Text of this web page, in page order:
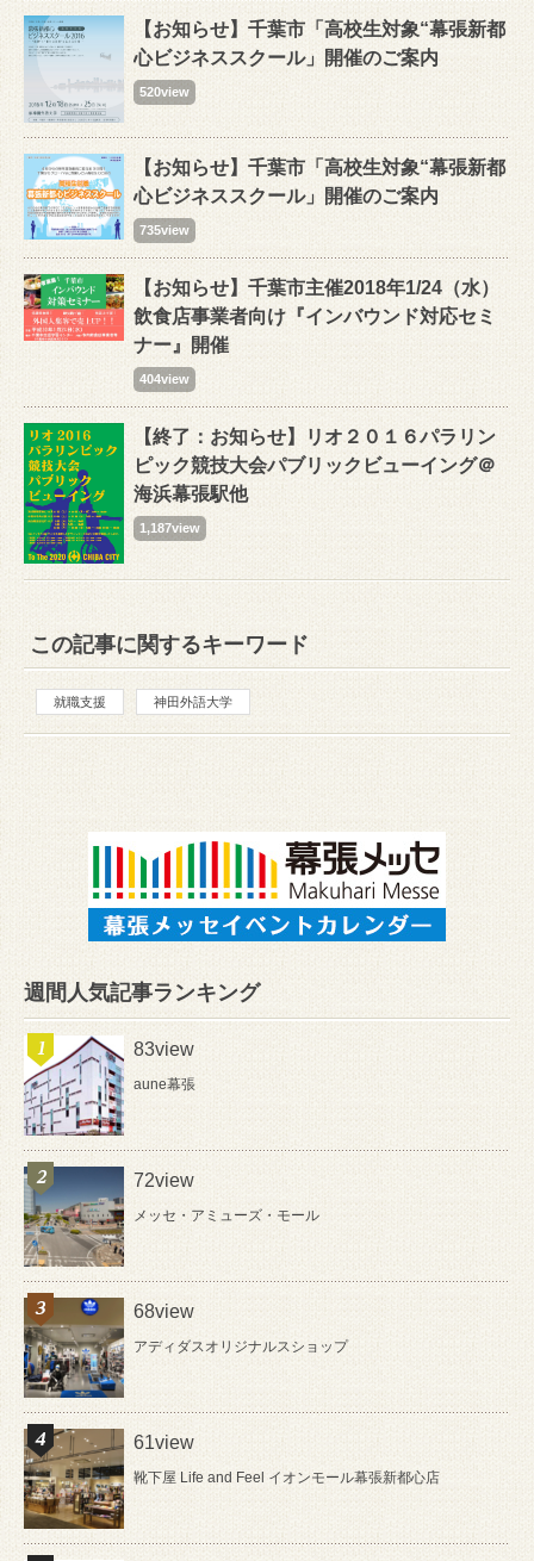
【お知らせ】千葉市「高校生対象“幕張新都
心ビジネススクール」開催のご案内
520view
【お知らせ】千葉市「高校生対象“幕張新都
心ビジネススクール」開催のご案内
735view
【お知らせ】千葉市主催2018年1/24（水）
飲食店事業者向け『インバウンド対応セミ
ナー』開催
404view
【終了：お知らせ】リオ２０１６パラリン
ピック競技大会パブリックビューイング＠
海浜幕張駅他
1,187view
この記事に関するキーワード
就職支援 神田外語大学
週間人気記事ランキング
83view
aune幕張
72view
メッセ・アミューズ・モール
68view
アディダスオリジナルスショップ
61view
靴下屋 Life and Feel イオンモール幕張新都心店